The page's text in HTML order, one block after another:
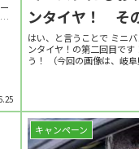
ンタイヤ！ そ
はい、と言うことで ミニ
ンタイヤ！の第二回目です
う！ （今回の画像は、岐
キャンペーン